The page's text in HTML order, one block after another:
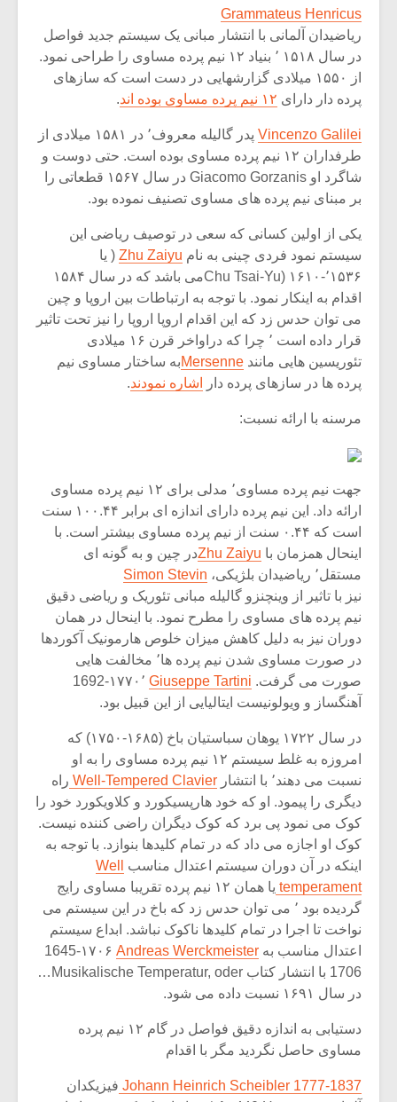
Grammateus Henricus
ریاضیدان آلمانی با انتشار مبانی یک سیستم جدید فواصل
در سال ۱۵۱۸ ٬ بنیاد ۱۲ نیم پرده مساوی را طراحی نمود.
از ۱۵۵۰ میلادی گزارشهایی در دست است که سازهای
پرده دار دارای ۱۲ نیم پرده مساوی بوده اند .
Vincenzo Galilei
پدر گالیله معروف٬ در ۱۵۸۱ میلادی از
طرفداران ۱۲ نیم پرده مساوی بوده است. حتی دوست و
شاگرد او Giacomo Gorzanis در سال ۱۵۶۷ قطعاتی را
بر مبنای نیم پرده های مساوی تصنیف نموده بود.
یکی از اولین کسانی که سعی در توصیف ریاضی این
سیستم نمود فردی چینی به نام Zhu Zaiyu ( یا
٬۱۵۳۶-۱۶۱۰ (Chu Tsai-Yuمی باشد که در سال ۱۵۸۴
اقدام به اینکار نمود. با توجه به ارتباطات بین اروپا و چین
می توان حدس زد که این اقدام اروپا اروپا را نیز تحت تاثیر
قرار داده است ٬ چرا که دراواخر قرن ۱۶ میلادی
تئوریسین هایی مانند Mersenneبه ساختار مساوی نیم
پرده ها در سازهای پرده دار
اشاره نمودند.
مرسنه با ارائه نسبت:
جهت نیم پرده مساوی٬ مدلی برای ۱۲ نیم پرده مساوی
ارائه داد. این نیم پرده دارای اندازه ای برابر ۱۰۰.۴۴ سنت
است که ۰.۴۴ سنت از نیم پرده مساوی بیشتر است. با
اینحال همزمان با Zhu Zaiyuدر چین و به گونه ای
مستقل٬ ریاضیدان بلژیکی،
Simon Stevin
نیز با تاثیر از وینچنزو گالیله مبانی تئوریک و ریاضی دقیق
نیم پرده های مساوی را مطرح نمود. با اینحال در همان
دوران نیز به دلیل کاهش میزان خلوص هارمونیک آکوردها
در صورت مساوی شدن نیم پرده ها٬ مخالفت هایی
صورت می گرفت. Giuseppe Tartini 1692-۱۷۷۰٬
آهنگساز و ویولونیست ایتالیایی از این قبیل بود.
در سال ۱۷۲۲ یوهان سباستیان باخ (۱۶۸۵-۱۷۵۰) که
امروزه به غلط سیستم ۱۲ نیم پرده مساوی را به او
نسبت می دهند٬ با انتشار
Well-Tempered Clavier راه
دیگری را پیمود. او که خود هارپسیکورد و کلاویکورد خود را
کوک می نمود پی برد که کوک دیگران راضی کننده نیست.
کوک او اجازه می داد که در تمام کلیدها بنوازد. با توجه به
اینکه در آن دوران سیستم اعتدال مناسب
Well
temperament
یا همان ۱۲ نیم پرده تقریبا مساوی رایج
گردیده بود ٬ می توان حدس زد که باخ در این سیستم می
نواخت تا اجرا در تمام کلیدها ناکوک نباشد. ابداع سیستم
اعتدال مناسب به Andreas Werckmeister
1706 با انتشار کتاب Musikalische Temperatur, oder…
در سال ۱۶۹۱ نسبت داده می شود.
دستیابی به اندازه دقیق فواصل در گام ۱۲ نیم پرده
مساوی حاصل نگردید مگر با اقدام
Johann Heinrich Scheibler 1777-1837 فیزیکدان